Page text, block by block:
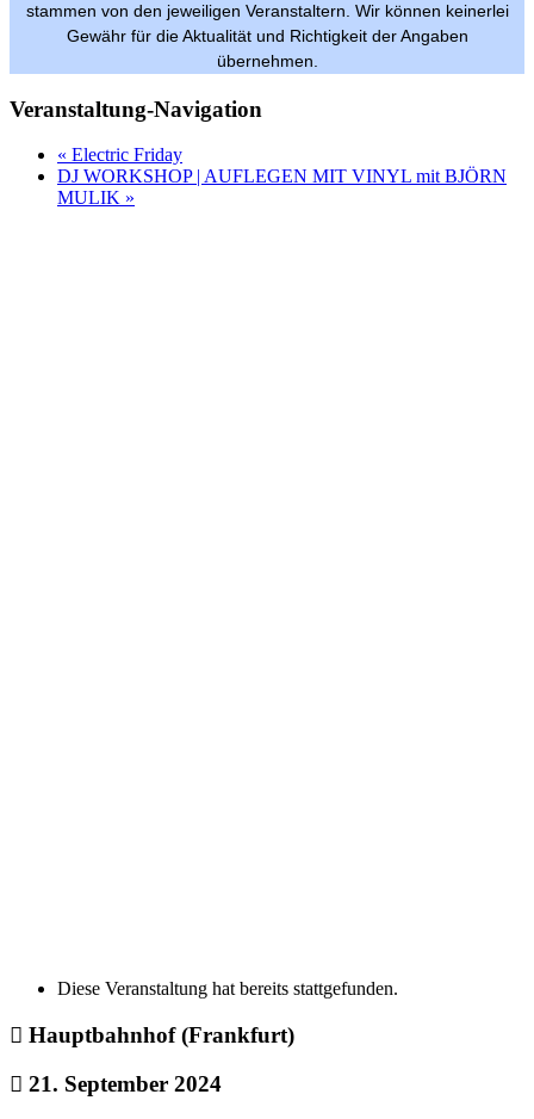
stammen von den jeweiligen Veranstaltern. Wir können keinerlei
Gewähr für die Aktualität und Richtigkeit der Angaben
übernehmen.
Veranstaltung-Navigation
« Electric Friday
DJ WORKSHOP | AUFLEGEN MIT VINYL mit BJÖRN
MULIK »
Diese Veranstaltung hat bereits stattgefunden.
Hauptbahnhof (Frankfurt)
21. September 2024